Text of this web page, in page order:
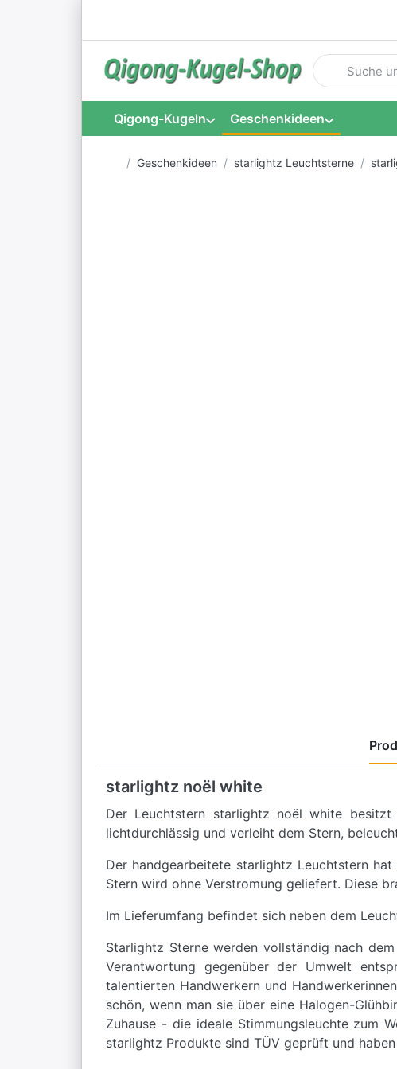
Geben Sie
Qigong-Kugeln Geschenkideen
Startseite
Geschenkideen starlightz Leuchtsterne
starlightz noël white
Der Leuchtstern starlightz noël white
lichtdurchlässig und verleiht dem Stern,
Der handgearbeitete starlightz Leuchtstern
Stern wird ohne Verstromung geliefert. Diese
Im Lieferumfang befindet sich neben dem
Starlightz Sterne werden vollständig nach
Verantwortung gegenüber der Umwelt
talentierten Handwerkern und
schön, wenn man sie über eine Halogen-
Zuhause - die ideale Stimmungsleuchte zum
starlightz Produkte sind TÜV geprüft und haben